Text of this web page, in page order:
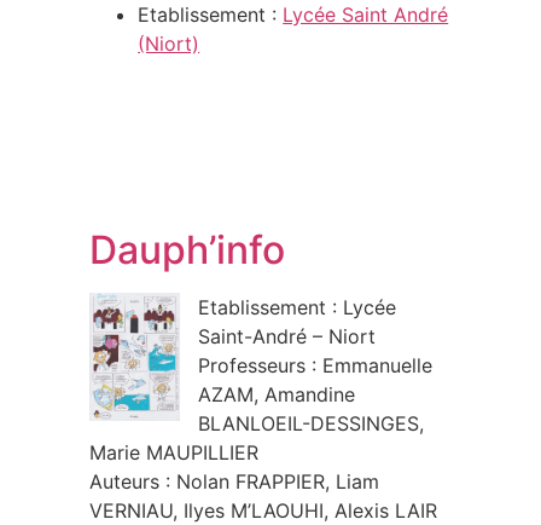
Etablissement : Lycée Saint André
(Niort)
Dauph’info
Etablissement : Lycée
Saint-André – Niort
Professeurs : Emmanuelle
AZAM, Amandine
BLANLOEIL-DESSINGES,
Marie MAUPILLIER
Auteurs : Nolan FRAPPIER, Liam
VERNIAU, Ilyes M’LAOUHI, Alexis LAIR